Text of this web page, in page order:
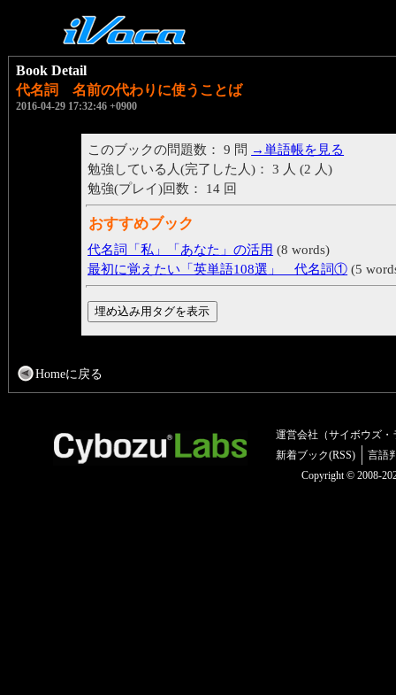
Book Detail
代名詞 名前の代わりに使うことば
2016-04-29 17:32:46 +0900
このブックの問題数： 9 問 →単語帳を見る
勉強している人(完了した人)： 3 人 (2 人)
勉強(プレイ)回数： 14 回
おすすめブック
代名詞「私」「あなた」の活用 (8 words)
最初に覚えたい「英単語108選」 代名詞① (5
Homeに戻る
運営会社（サイボウズ・
新着ブック(RSS)
言語
Copyright © 2008-